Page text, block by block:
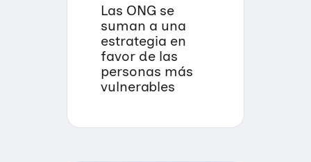
Las ONG se
suman a una
estrategia en
favor de las
personas más
vulnerables